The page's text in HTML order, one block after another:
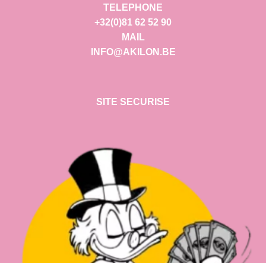
TELEPHONE
+32(0)81 62 52 90
MAIL
INFO@AKILON.BE
SITE SECURISE